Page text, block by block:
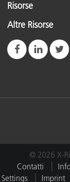
Risorse
Altre Risorse
© 2026 X-
Contatti
Settings
Imprint